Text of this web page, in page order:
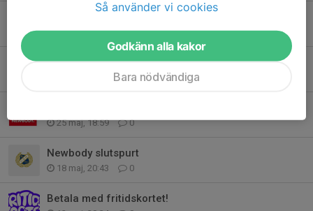
3 jun, 16:02 0
Vartofta-Dagen💙
0
25 maj, 18:59 0
Newbody slutspurt
18 maj, 20:43 0
Betala med fritidskortet!
Så använder vi cookies
Godkänn alla kakor
Bara nödvändiga